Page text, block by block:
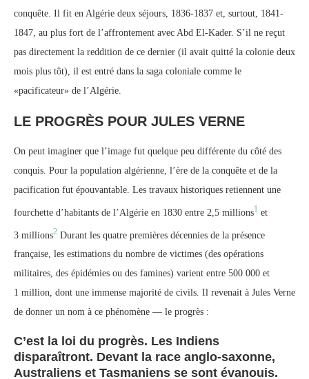
conquête. Il fit en Algérie deux séjours, 1836-1837 et, surtout, 1841-
1847, au plus fort de l’affrontement avec Abd El-Kader. S’il ne reçut
pas directement la reddition de ce dernier (il avait quitté la colonie deux
mois plus tôt), il est entré dans la saga coloniale comme le
«pacificateur» de l’Algérie.
LE PROGRÈS POUR JULES VERNE
On peut imaginer que l’image fut quelque peu différente du côté des
conquis. Pour la population algérienne, l’ère de la conquête et de la
pacification fut épouvantable. Les travaux historiques retiennent une
fourchette d’habitants de l’Algérie en 1830 entre 2,5 millions1 et
3 millions2 Durant les quatre premières décennies de la présence
française, les estimations du nombre de victimes (des opérations
militaires, des épidémies ou des famines) varient entre 500 000 et
1 million, dont une immense majorité de civils. Il revenait à Jules Verne
de donner un nom à ce phénomène — le progrès :
C’est la loi du progrès. Les Indiens
disparaîtront. Devant la race anglo-saxonne,
Australiens et Tasmaniens se sont évanouis.